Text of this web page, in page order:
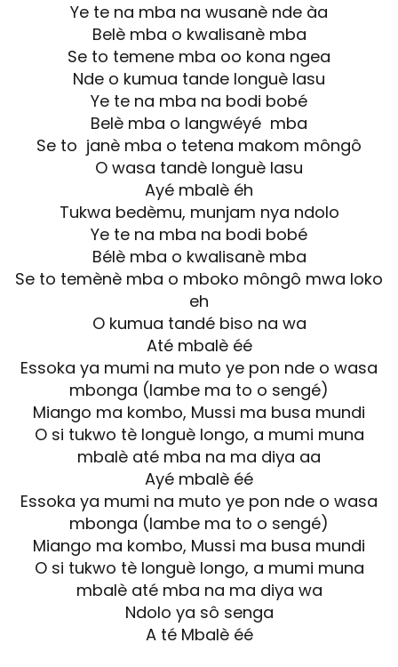
Ye te na mba na wusanè nde àa
Belè mba o kwalisanè mba
Se to temene mba oo kona ngea
Nde o kumua tande longuè lasu
Ye te na mba na bodi bobé
Belè mba o langwéyé mba
Se to janè mba o tetena makom môngô
O wasa tandè longuè lasu
Ayé mbalè éh
Tukwa bedèmu, munjam nya ndolo
Ye te na mba na bodi bobé
Bélè mba o kwalisanè mba
Se to temènè mba o mboko môngô mwa loko
eh
O kumua tandé biso na wa
Até mbalè éé
Essoka ya mumi na muto ye pon nde o wasa
mbonga (lambe ma to o sengé)
Miango ma kombo, Mussi ma busa mundi
O si tukwo tè longuè longo, a mumi muna
mbalè até mba na ma diya aa
Ayé mbalè éé
Essoka ya mumi na muto ye pon nde o wasa
mbonga (lambe ma to o sengé)
Miango ma kombo, Mussi ma busa mundi
O si tukwo tè longuè longo, a mumi muna
mbalè até mba na ma diya wa
Ndolo ya sô senga
A té Mbalè éé